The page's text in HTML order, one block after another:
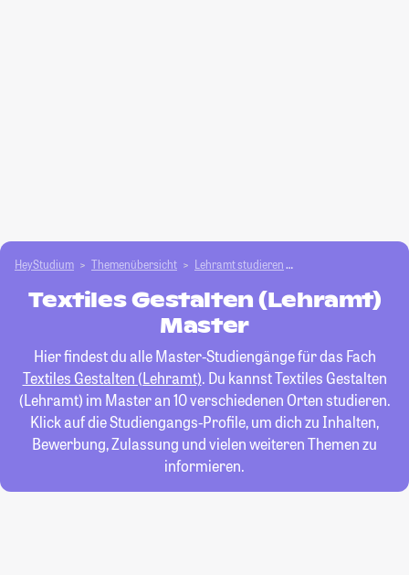
HeyStudium Themenübersicht Lehramt studieren
Textiles Gestalten (Lehramt)
Master
Hier findest du alle Master-Studiengänge für das Fach
Textiles Gestalten (Lehramt). Du kannst Textiles Gestalten
(Lehramt) im Master an 10 verschiedenen Orten studieren.
Klick auf die Studiengangs-Profile, um dich zu Inhalten,
Bewerbung, Zulassung und vielen weiteren Themen zu
informieren.